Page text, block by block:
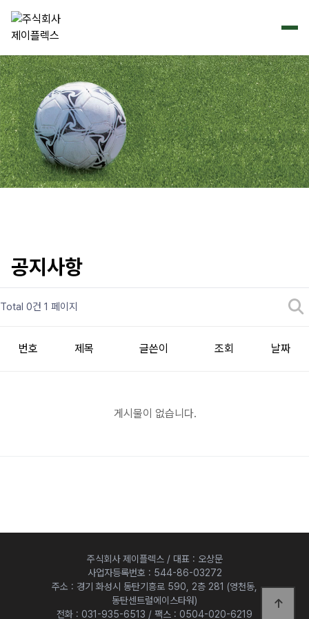
공지사항
Total 0건 1 페이지
번호 제목 글쓴이 조회 날짜
게시물이 없습니다.
주식회사 제이플렉스 / 대표 : 오상문
사업자등록번호 : 544-86-03272
주소 : 경기 화성시 동탄기흥로 590, 2층 281 (영천동,
동탄센트럴에이스타워)
전화 : 031-935-6513 / 팩스 : 0504-020-6219